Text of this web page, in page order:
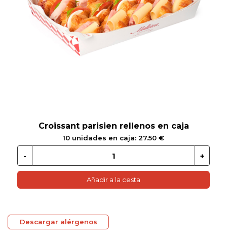
GLUTEN
Croissant parisien rellenos en caja
10 unidades en caja: 27.50 €
Añadir a la cesta
Descargar alérgenos